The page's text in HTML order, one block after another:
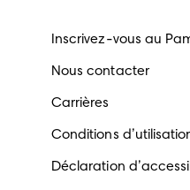
Inscrivez-vous au
Nous contacter
Carrières
Conditions
Déclaration